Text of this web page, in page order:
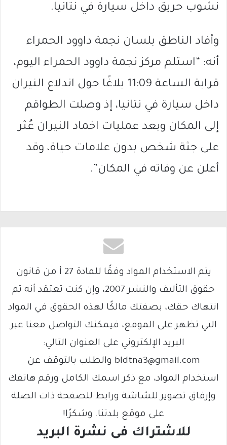
نشوب حريق داخل سيارة في نتانيا.
وأفاد الناطق بلسان نجمة داوود الحمراء
أنه: “استلم مركز نجمة داوود الحمراء اليوم،
قرابة الساعة 11:09 بلاغًا حول اندلاع النيران
داخل سيارة في نتانيا، إذ وصلت الطواقم
إلى المكان وبعد عمليات اخماد النيران عُثر
على جثة شخص بدون علامات حياة، وقد
أعلن عن وفاته في المكان”.
يتم الاستخدام المواد وفقًا للمادة 27 أ من قانون
حقوق التأليف والنشر 2007، وإن كنت تعتقد أنه تم
انتهاك حقك، بصفتك مالكًا لهذه الحقوق في المواد
التي تظهر على الموقع، فيمكنك التواصل معنا عبر
البريد الإلكتروني على العنوان التالي:
bldtna3@gmail.com والطلب بالتوقف عن
استخدام المواد، مع ذكر اسمك الكامل ورقم هاتفك
وإرفاق تصوير للشاشة ورابط للصفحة ذات الصلة
على موقع بلدتنا. وشكرًا!
للاشتراك فى نشرة البريد